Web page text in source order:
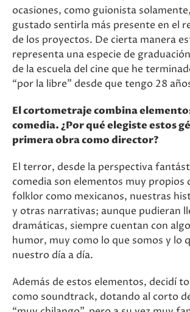
ocasiones, como guionista
gustado sentirla más presente en el
de los proyectos. De cierta manera
representa una especie de
de la escuela del cine que he
“por la libre” desde que tengo 28
El cortometraje combina
comedia. ¿Por qué elegiste estos
primera obra como director?
El terror, desde la perspectiva
comedia son elementos muy propios
folklor como mexicanos, nuestras
y otras narrativas; aunque pudieran
dramáticas, siempre cuentan con
humor, muy como lo que somos y lo
nuestro día a día.
Además de estos elementos, decidí
como soundtrack, dotando al corto